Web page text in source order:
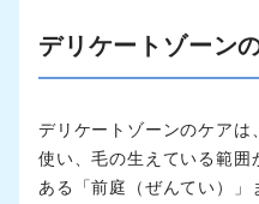
デリケートゾーン
デリケートゾーンのケアは
使い、毛の生えている範囲
ある「前庭（ぜんてい）」